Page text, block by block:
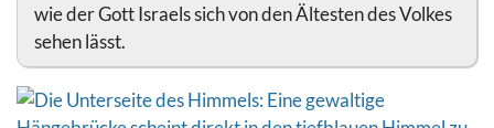
wie der Gott Israels sich von den Ältesten des Volkes
sehen lässt.